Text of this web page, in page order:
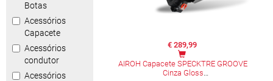
Botas
Acessórios
Capacete
Acessórios
condutor
Acessórios
€ 289,99
AIROH Capacete SPECKTRE GROOVE
Cinza Gloss